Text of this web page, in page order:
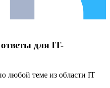
для IT-
любой теме из области IT